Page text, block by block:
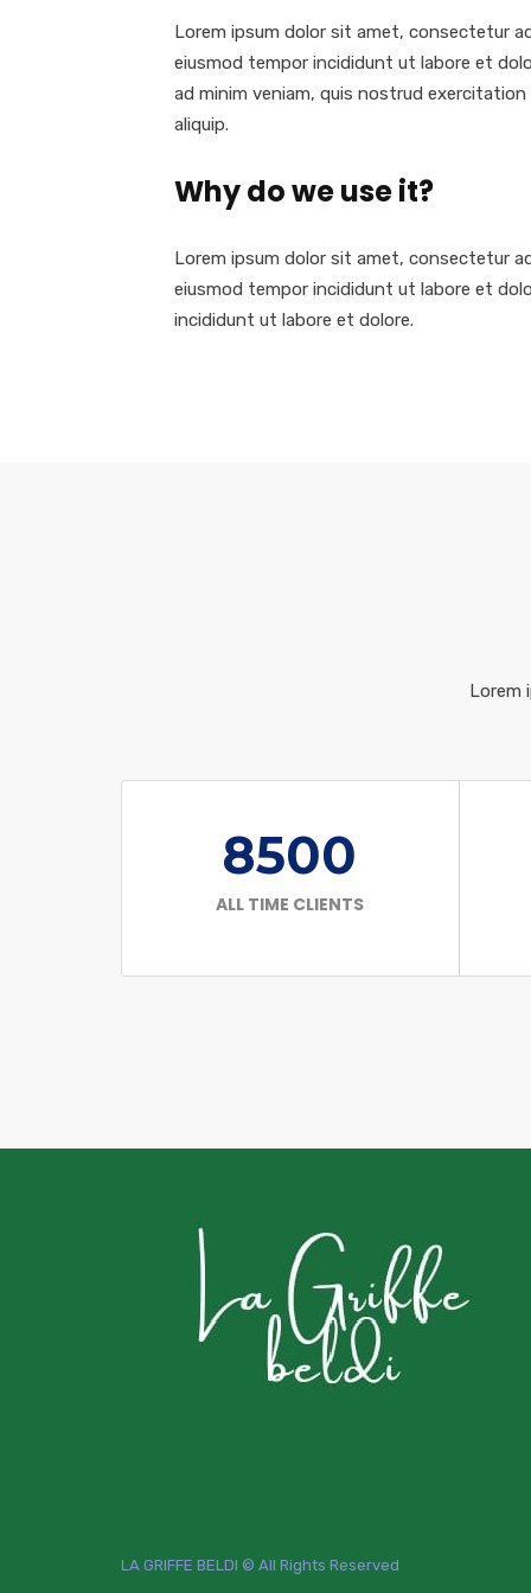
Lorem ipsum dolor sit amet, consectetur
eiusmod tempor incididunt ut labore et
ad minim veniam, quis nostrud exercitation
aliquip.
Why do we use it?
Lorem ipsum dolor sit amet, consectetur
eiusmod tempor incididunt ut labore et
incididunt ut labore et dolore.
Lorem
8500
ALL TIME CLIENTS
LA GRIFFE BELDI © All Rights Reserved